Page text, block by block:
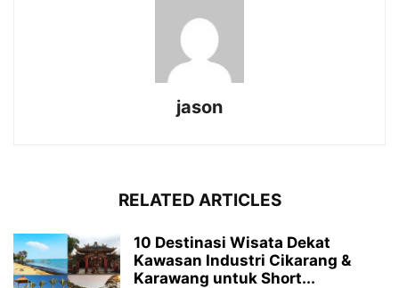
jason
RELATED ARTICLES
10 Destinasi Wisata Dekat
Kawasan Industri Cikarang &
Karawang untuk Short...